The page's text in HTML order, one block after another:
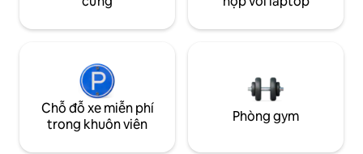
Chỗ đỗ xe miễn phí
trong khuôn viên
Phòng gym